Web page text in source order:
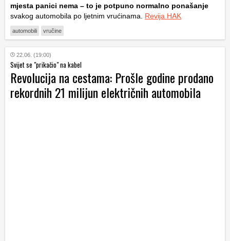
mjesta panici nema – to je potpuno normalno ponašanje
svakog automobila po ljetnim vrućinama. Revija HAK
automobili vručine
22.06. (19:00)
Svijet se "prikačio" na kabel
Revolucija na cestama: Prošle godine prodano
rekordnih 21 milijun električnih automobila